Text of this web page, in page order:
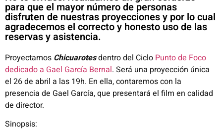
para que el mayor número de personas
disfruten de nuestras proyecciones y por lo cual
agradecemos el correcto y honesto uso de las
reservas y asistencia.
Proyectamos Chicuarotesdentro del Ciclo Punto de Foco
dedicado a Gael García Bernal. Será una proyección única
el 26 de abril a las 19h. En ella, contaremos con la
presencia de Gael García, que presentará el film en calidad
de director.
Sinopsis: